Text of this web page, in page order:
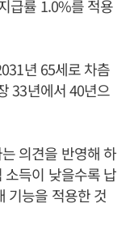
급률 1.0%를 적용
년 65세로 차츰
33년에서 40년으
의견을 반영해 하
득이 낮을수록 납
기능을 적용한 것